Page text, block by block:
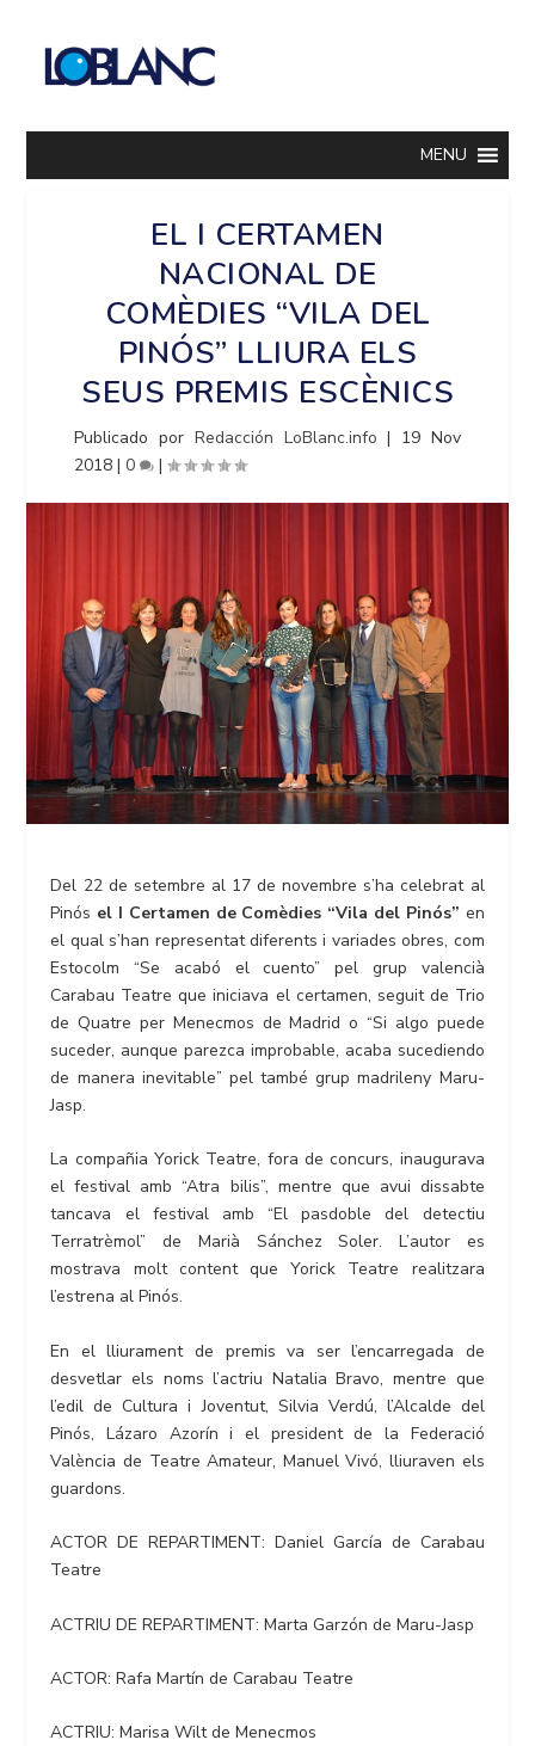
MENU
EL I CERTAMEN
NACIONAL DE
COMÈDIES “VILA DEL
PINÓS” LLIURA ELS
SEUS PREMIS ESCÈNICS
Publicado por Redacción LoBlanc.info | 19 Nov
2018 |0 |
Del 22 de setembre al 17 de novembre s’ha celebrat al
Pinós el I Certamen de Comèdies “Vila del Pinós” en
el qual s’han representat diferents i variades obres, com
Estocolm “Se acabó el cuento” pel grup valencià
Carabau Teatre que iniciava el certamen, seguit de Trio
de Quatre per Menecmos de Madrid o “Si algo puede
suceder, aunque parezca improbable, acaba sucediendo
de manera inevitable” pel també grup madrileny Maru-
Jasp.
La compañia Yorick Teatre, fora de concurs, inaugurava
el festival amb “Atra bilis”, mentre que avui dissabte
tancava el festival amb “El pasdoble del detectiu
Terratrèmol” de Marià Sánchez Soler. L’autor es
mostrava molt content que Yorick Teatre realitzara
l’estrena al Pinós.
En el lliurament de premis va ser l’encarregada de
desvetlar els noms l’actriu Natalia Bravo, mentre que
l’edil de Cultura i Joventut, Silvia Verdú, l’Alcalde del
Pinós, Lázaro Azorín i el president de la Federació
València de Teatre Amateur, Manuel Vivó, lliuraven els
guardons.
ACTOR DE REPARTIMENT: Daniel García de Carabau
Teatre
ACTRIU DE REPARTIMENT: Marta Garzón de Maru-Jasp
ACTOR: Rafa Martín de Carabau Teatre
ACTRIU: Marisa Wilt de Menecmos